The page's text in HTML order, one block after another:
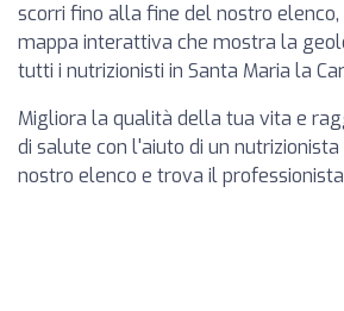
scorri fino alla fine del nostro
mappa interattiva che mostra la
tutti i nutrizionisti in Santa Maria la
Migliora la qualità della tua vita e
di salute con l'aiuto di un
nostro elenco e trova il